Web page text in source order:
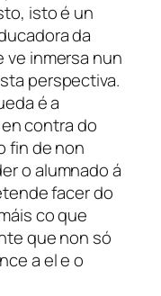
isto é un
da
ve inmersa nun
perspectiva.
é a
contra do
fin de non
o alumnado á
facer do
co que
que non só
a el e o